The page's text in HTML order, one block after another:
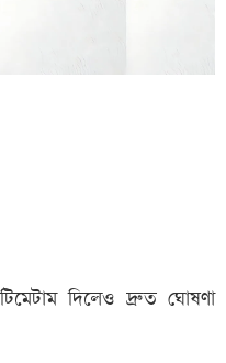
দিলেও দ্রুত ঘোষণা